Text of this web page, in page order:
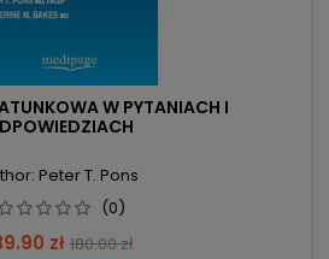
W PYTANIACH I
Peter T. Pons
(0)
zł Regular
180.00 zł